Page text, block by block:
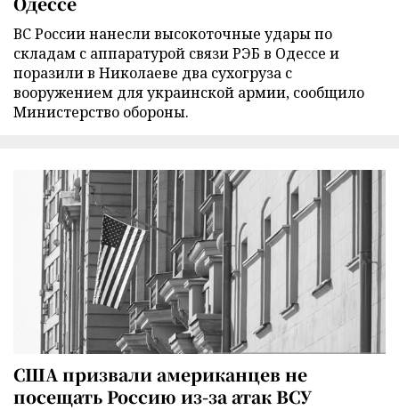
ВС России нанесли высокоточные удары по
складам с аппаратурой связи РЭБ в Одессе и
поразили в Николаеве два сухогруза с
вооружением для украинской армии, сообщило
Министерство обороны.
США призвали американцев не
посещать Россию из-за атак ВСУ